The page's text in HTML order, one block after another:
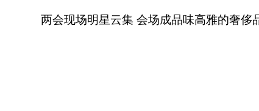
两会现场明星云集 会场成品味高雅的奢侈